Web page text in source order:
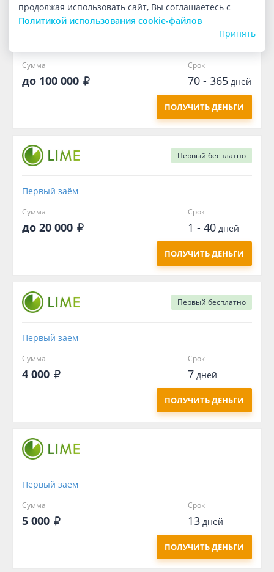
Первыйбесплатно
Сумма
до 100 000
Срок
70 - 365дней
ПОЛУЧИТЬ ДЕНЬГИ
Первый бесплатно
Первый заём
Сумма
до 20 000
Срок
1 - 40дней
ПОЛУЧИТЬ ДЕНЬГИ
Первый бесплатно
Первый заём
Сумма
4 000
Срок
7дней
ПОЛУЧИТЬ ДЕНЬГИ
Первый заём
Сумма
5 000
Срок
13дней
ПОЛУЧИТЬ ДЕНЬГИ
продолжая использовать сайт, Вы соглашаетесь с
Политикой использования cookie-файлов
Принять